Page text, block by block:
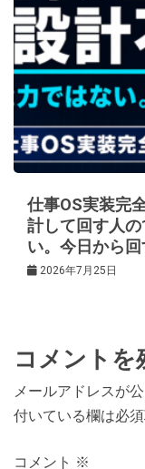
仕事OS実装完
計して回す人
い。今日から回
2026年7月25日
コメントを
メールアドレスが
付いている欄は必
コメント ※